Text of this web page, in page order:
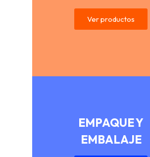
Ver productos
EMPAQUE Y
EMBALAJE